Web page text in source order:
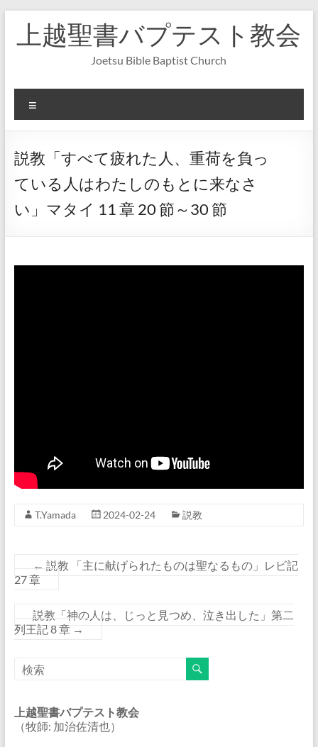
へ
上越聖書バプテスト教会
Joetsu Bible Baptist Church
ニ
ー
説教「すべて疲れた人、重荷を負っ
ている人はわたしのもとに来なさ
い」マタイ 11 章 20 節～30 節
T.Yamada 2024-02-24 説教
← 説教 「主に献げられたものは聖なるもの」レビ記
27 章
説教「神の人は、じっと見つめ、泣き出した」第二
列王記 8 章 →
上越聖書バプテスト教会
（牧師: 加治佐清也）